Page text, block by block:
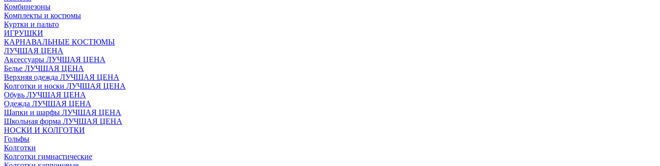
Комбинезоны
Комплекты и костюмы
Куртки и пальто
ИГРУШКИ
КАРНАВАЛЬНЫЕ КОСТЮМЫ
ЛУЧШАЯ ЦЕНА
Аксессуары ЛУЧШАЯ ЦЕНА
Белье ЛУЧШАЯ ЦЕНА
Верхняя одежда ЛУЧШАЯ ЦЕНА
Колготки и носки ЛУЧШАЯ ЦЕНА
Обувь ЛУЧШАЯ ЦЕНА
Одежда ЛУЧШАЯ ЦЕНА
Шапки и шарфы ЛУЧШАЯ ЦЕНА
Школьная форма ЛУЧШАЯ ЦЕНА
НОСКИ И КОЛГОТКИ
Гольфы
Колготки
Колготки гимнастические